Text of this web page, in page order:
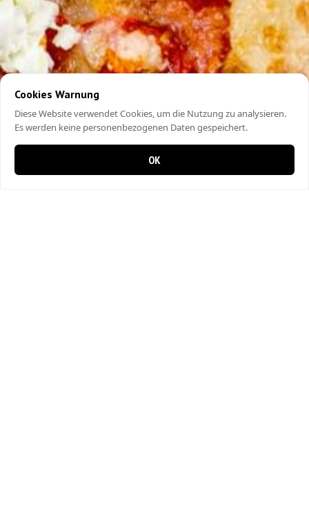
Cookies Warnung
Diese Website verwendet Cookies, um die Nutzung zu analysieren.
Es werden keine personenbezogenen Daten gespeichert.
OK